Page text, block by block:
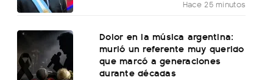
Hace 25 minutos
Dolor en la música argentina:
murió un referente muy querido
que marcó a generaciones
durante décadas